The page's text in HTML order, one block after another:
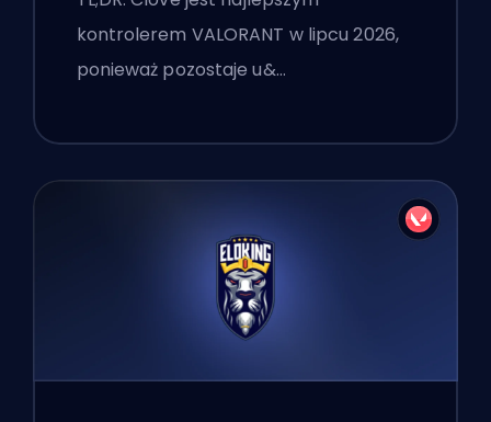
kontrolerem VALORANT w lipcu 2026,
ponieważ pozostaje u&…